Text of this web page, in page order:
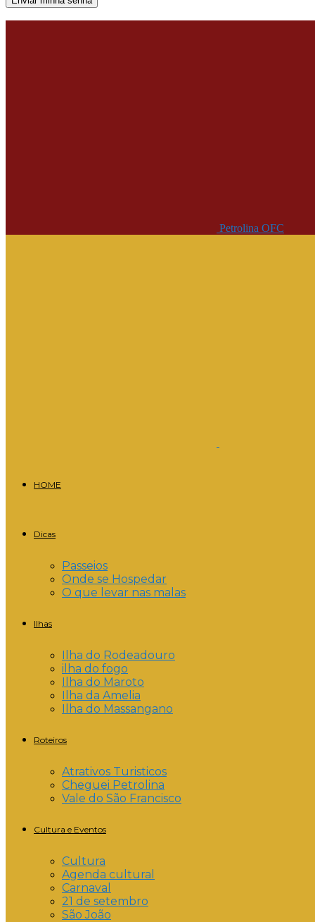
Petrolina OFC
HOME
Dicas
Passeios
Onde se Hospedar
O que levar nas malas
Ilhas
Ilha do Rodeadouro
ilha do fogo
Ilha do Maroto
Ilha da Amelia
Ilha do Massangano
Roteiros
Atrativos Turisticos
Cheguei Petrolina
Vale do São Francisco
Cultura e Eventos
Cultura
Agenda cultural
Carnaval
21 de setembro
São João